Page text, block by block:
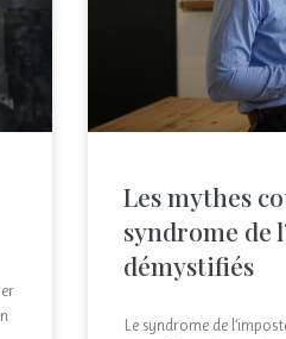
Les mythes
syndrome de
démystifiés
Le syndrome de